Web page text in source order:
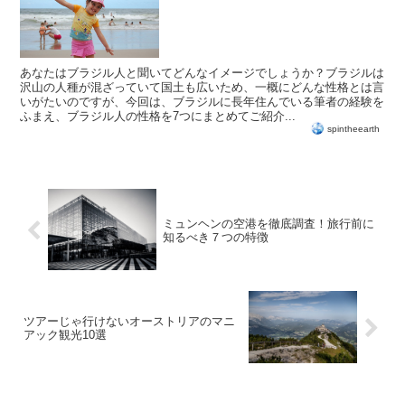
あなたはブラジル人と聞いてどんなイメージでしょうか？ブラジルは
沢山の人種が混ざっていて国土も広いため、一概にどんな性格とは言
いがたいのですが、今回は、ブラジルに長年住んでいる筆者の経験を
ふまえ、ブラジル人の性格を7つにまとめてご紹介...
spintheearth
ミュンヘンの空港を徹底調査！旅行前に
知るべき７つの特徴
ツアーじゃ行けないオーストリアのマニ
アック観光10選